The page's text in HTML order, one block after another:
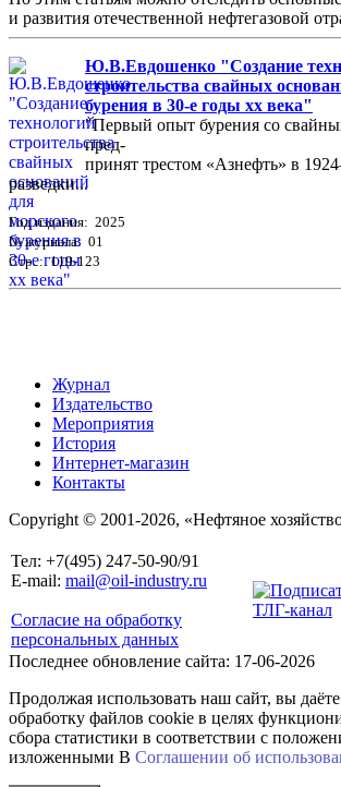
и развития отечественной нефтегазовой
Ю.В.Евдошенко "Создание
строительства свайных
бурения в 30-е годы хх века"
"Первый опыт бурения со
пред-
принят трестом «Азнефть» в
разведки...
Год издания: 2025
№ журнала: 01
Стр. : 119-123
Журнал
Издательство
Мероприятия
История
Интернет-магазин
Контакты
Copyright © 2001-2026, «Нефтяное
Тел: +7(495) 247-50-90/91
E-mail: mail@oil-industry.ru
Согласие на обработку
персональных данных
Последнее обновление сайта: 17-06-2026
Продолжая использовать наш сайт, вы даёте
обработку файлов cookie в целях
сбора статистики в соответствии с
изложенными В Соглашении об